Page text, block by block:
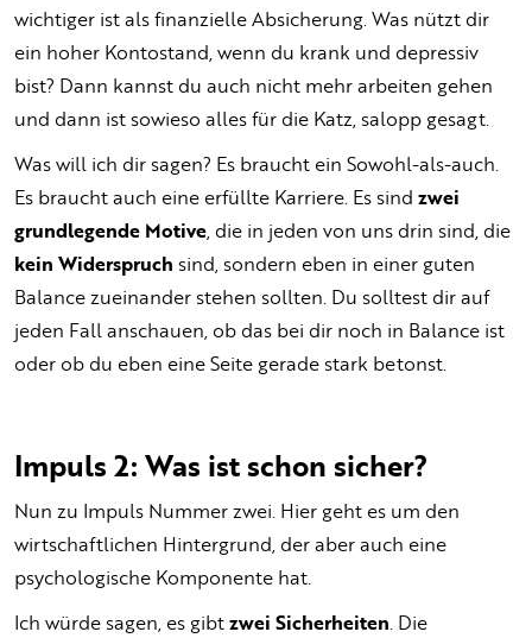
wichtiger ist als finanzielle Absicherung. Was nützt dir
ein hoher Kontostand, wenn du krank und depressiv
bist? Dann kannst du auch nicht mehr arbeiten gehen
und dann ist sowieso alles für die Katz, salopp gesagt.
Was will ich dir sagen? Es braucht ein Sowohl-als-auch.
Es braucht auch eine erfüllte Karriere. Es sind zwei
grundlegende Motive , die in jeden von uns drin sind, die
kein Widerspruch sind, sondern eben in einer guten
Balance zueinander stehen sollten. Du solltest dir auf
jeden Fall anschauen, ob das bei dir noch in Balance ist
oder ob du eben eine Seite gerade stark betonst.
Impuls 2: Was ist schon sicher?
Nun zu Impuls Nummer zwei. Hier geht es um den
wirtschaftlichen Hintergrund, der aber auch eine
psychologische Komponente hat.
Ich würde sagen, es gibtzwei Sicherheiten . Die